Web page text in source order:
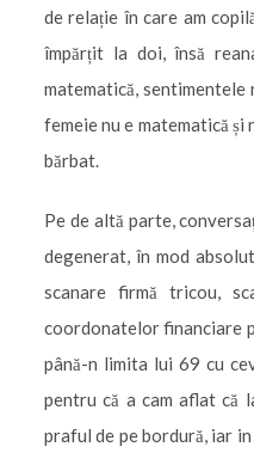
de relație în care am
împărțit la doi, însă
matematică,
femeie nu e matematică
bărbat.
Pe de altă parte,
degenerat, în mod
scanare firmă tricou,
coordonatelor financiare
până-n limita lui 69 cu
pentru că a cam aflat că
praful de pe bordură, iar